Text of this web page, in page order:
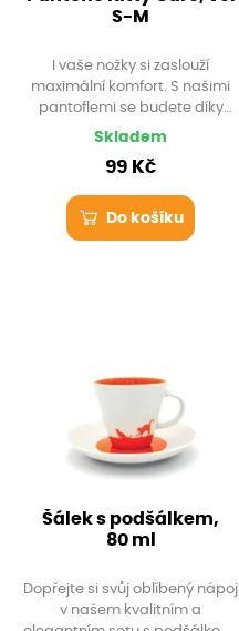
S-M
I vaše nožky si zaslouží
maximální komfort. S našimi
pantoflemi se budete díky
příjemnému materiálu cítit
a noha se v nich nepotí.
Čistota spojená s elegancí.
Skladem
99 Kč
Do košíku
Šálek s podšálkem,
80 ml
Dopřejte si svůj oblíbený nápoj
v našem kvalitním a